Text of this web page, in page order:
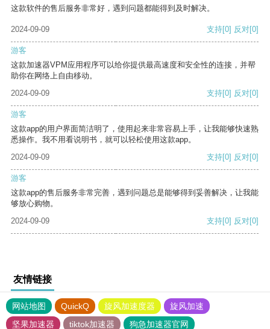
这款软件的售后服务非常好，遇到问题都能得到及时解决。
2024-09-09 支持[0] 反对[0]
游客
这款加速器VPM应用程序可以给你提供最高速度和安全性的连接，并帮
助你在网络上自由移动。
2024-09-09
支持[0] 反对[0]
游客
这款app的用户界面简洁明了，使用起来非常容易上手，让我能够快速熟
悉操作。我不用看说明书，就可以轻松使用这款app。
2024-09-09
支持[0] 反对[0]
游客
这款app的售后服务非常完善，遇到问题总是能够得到妥善解决，让我能
够放心购物。
2024-09-09
支持[0] 反对[0]
友情链接
网站地图 QuickQ 旋风加速度器
旋风加速
坚果加速器
tiktok加速器 狗急加速器官网